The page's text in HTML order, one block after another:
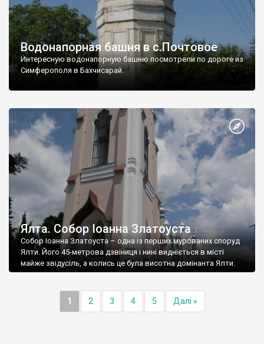
Водонапорная башня в с.Почтовое
Интересную водонапорную башню посмотрели по дороге из
Симферополя в Бахчисарай.
Ялта. Собор Іоанна Златоуста
Собор Іоанна Златоуста – одна із перших мурованих споруд
Ялти. Його 45-метрова дзвіниця і нині видніється в місті
майже звідусіль, а колись це була висотна домінанта Ялти.
1 2 3 4 5 Далі »